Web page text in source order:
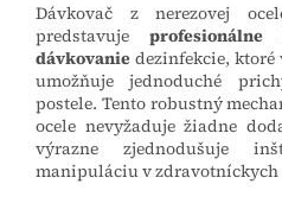
Dávkovač z nerezovej
predstavuje
dávkovanie dezinfekcie,
umožňuje jednoduché
postele. Tento robustný
ocele nevyžaduje žiadne
výrazne zjednodušuje
manipuláciu v zdravotníckych